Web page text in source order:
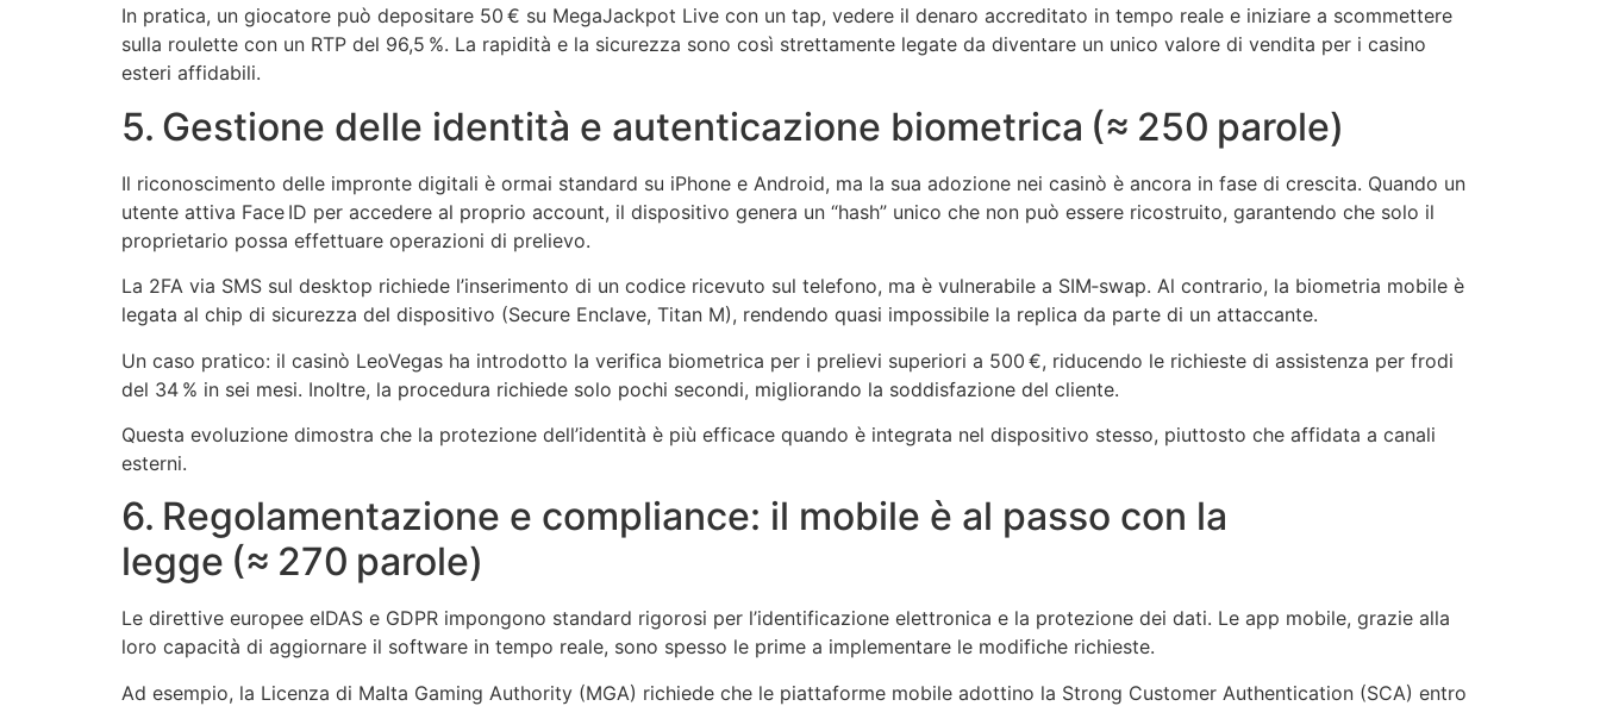
In pratica, un giocatore può depositare 50 € su MegaJackpot Live con un tap, vedere il denaro accreditato in tempo reale e iniziare a scommettere
sulla roulette con un RTP del 96,5 %. La rapidità e la sicurezza sono così strettamente legate da diventare un unico valore di vendita per i casino
esteri affidabili.
5. Gestione delle identità e autenticazione biometrica (≈ 250 parole)
Il riconoscimento delle impronte digitali è ormai standard su iPhone e Android, ma la sua adozione nei casinò è ancora in fase di crescita. Quando un
utente attiva Face ID per accedere al proprio account, il dispositivo genera un “hash” unico che non può essere ricostruito, garantendo che solo il
proprietario possa effettuare operazioni di prelievo.
La 2FA via SMS sul desktop richiede l’inserimento di un codice ricevuto sul telefono, ma è vulnerabile a SIM‑swap. Al contrario, la biometria mobile è
legata al chip di sicurezza del dispositivo (Secure Enclave, Titan M), rendendo quasi impossibile la replica da parte di un attaccante.
Un caso pratico: il casinò LeoVegas ha introdotto la verifica biometrica per i prelievi superiori a 500 €, riducendo le richieste di assistenza per frodi
del 34 % in sei mesi. Inoltre, la procedura richiede solo pochi secondi, migliorando la soddisfazione del cliente.
Questa evoluzione dimostra che la protezione dell’identità è più efficace quando è integrata nel dispositivo stesso, piuttosto che affidata a canali
esterni.
6. Regolamentazione e compliance: il mobile è al passo con la
legge (≈ 270 parole)
Le direttive europee eIDAS e GDPR impongono standard rigorosi per l’identificazione elettronica e la protezione dei dati. Le app mobile, grazie alla
loro capacità di aggiornare il software in tempo reale, sono spesso le prime a implementare le modifiche richieste.
Ad esempio, la Licenza di Malta Gaming Authority (MGA) richiede che le piattaforme mobile adottino la Strong Customer Authentication (SCA) entro